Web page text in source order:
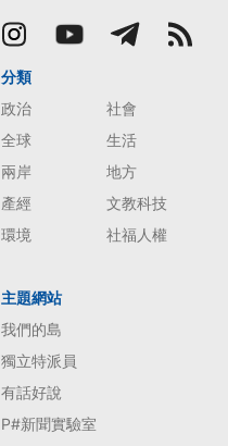
分類
政治
社會
全球
生活
兩岸
地方
產經
文教科技
環境
社福人權
主題網站
我們的島
獨立特派員
有話好說
P#新聞實驗室